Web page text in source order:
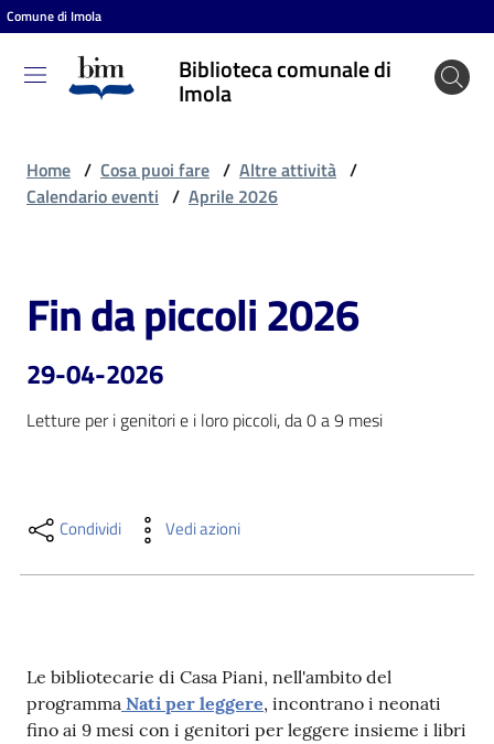
Vai al contenuto
Vai alla navigazione
Vai al footer
Comune di Imola
Biblioteca comunale di
Imola
Biblioteca
comunale
Cosa
puoi
fare
contenuti
Home / Cosa puoi fare / Altre attività /
Calendario eventi / Aprile 2026
Salta al contenuto
Fin da piccoli 2026
29-04-2026
Letture per i genitori e i loro piccoli, da 0 a 9 mesi
Condividi Vedi azioni
Le bibliotecarie di Casa Piani, nell'ambito del
programma Nati per leggere, incontrano i neonati
fino ai 9 mesi con i genitori per leggere insieme i libri